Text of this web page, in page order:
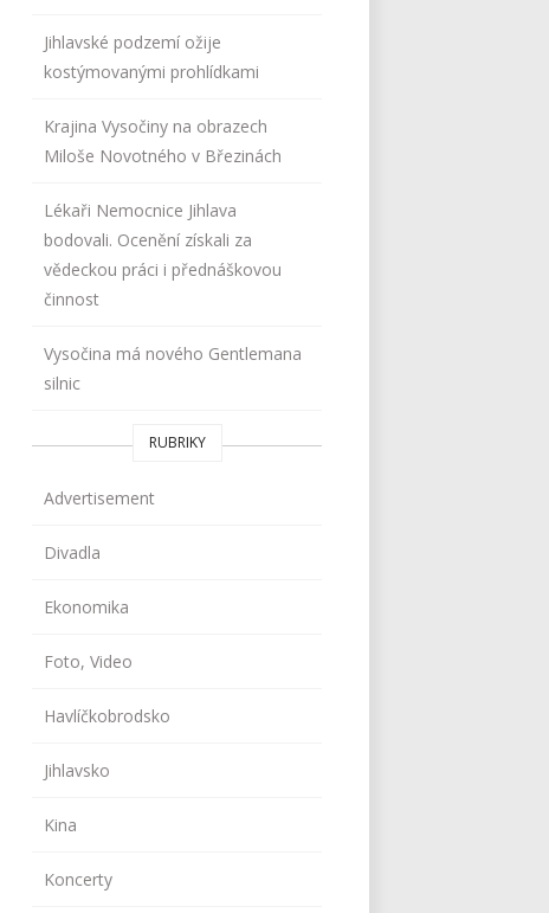
Jihlavské podzemí ožije
kostýmovanými prohlídkami
Krajina Vysočiny na obrazech
Miloše Novotného v Březinách
Lékaři Nemocnice Jihlava
bodovali. Ocenění získali za
vědeckou práci i přednáškovou
činnost
Vysočina má nového Gentlemana
silnic
RUBRIKY
Advertisement
Divadla
Ekonomika
Foto, Video
Havlíčkobrodsko
Jihlavsko
Kina
Koncerty